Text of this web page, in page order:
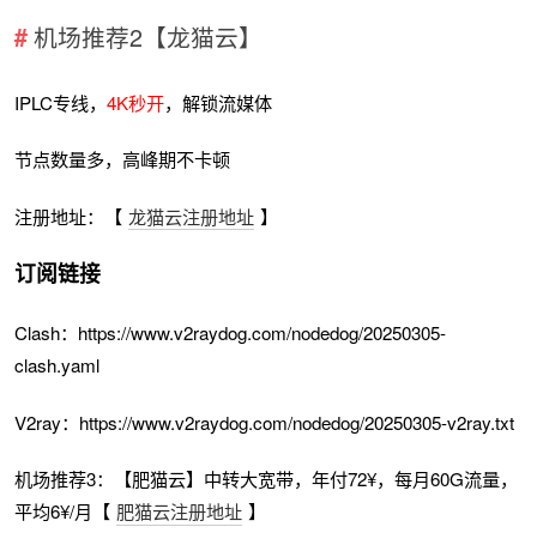
机场推荐2【龙猫云】
IPLC专线，4K秒开，解锁流媒体
节点数量多，高峰期不卡顿
注册地址：【 龙猫云注册地址 】
订阅链接
Clash：https://www.v2raydog.com/nodedog/20250305-
clash.yaml
V2ray：https://www.v2raydog.com/nodedog/20250305-v2ray.txt
机场推荐3：【肥猫云】中转大宽带，年付72¥，每月60G流量，
平均6¥/月【 肥猫云注册地址 】